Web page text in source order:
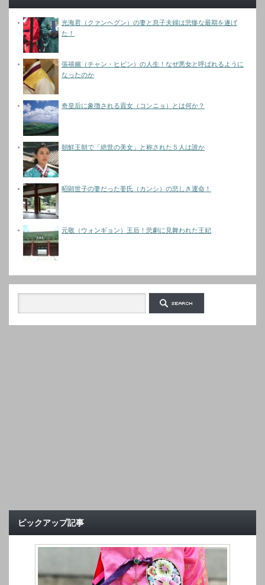
光海君（クァンヘグン）の妻と息子夫婦は悲惨な最期を遂げ
た！
張禧嬪（チャン・ヒビン）の人生！なぜ悪女と呼ばれるように
なったのか
奇皇后に象徴される貢女（コンニョ）とは何か？
朝鮮王朝で「絶世の美女」と称された５人は誰か
昭顕世子の妻だった姜氏（カンシ）の悲しき運命！
元敬（ウォンギョン）王后！悲劇に見舞われた王妃
ピックアップ記事